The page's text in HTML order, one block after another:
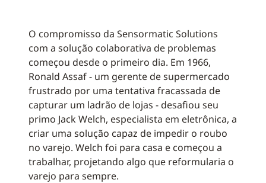
O compromisso da Sensormatic Solutions
com a solução colaborativa de problemas
começou desde o primeiro dia. Em 1966,
Ronald Assaf - um gerente de supermercado
frustrado por uma tentativa fracassada de
capturar um ladrão de lojas - desafiou seu
primo Jack Welch, especialista em eletrônica, a
criar uma solução capaz de impedir o roubo
no varejo. Welch foi para casa e começou a
trabalhar, projetando algo que reformularia o
varejo para sempre.